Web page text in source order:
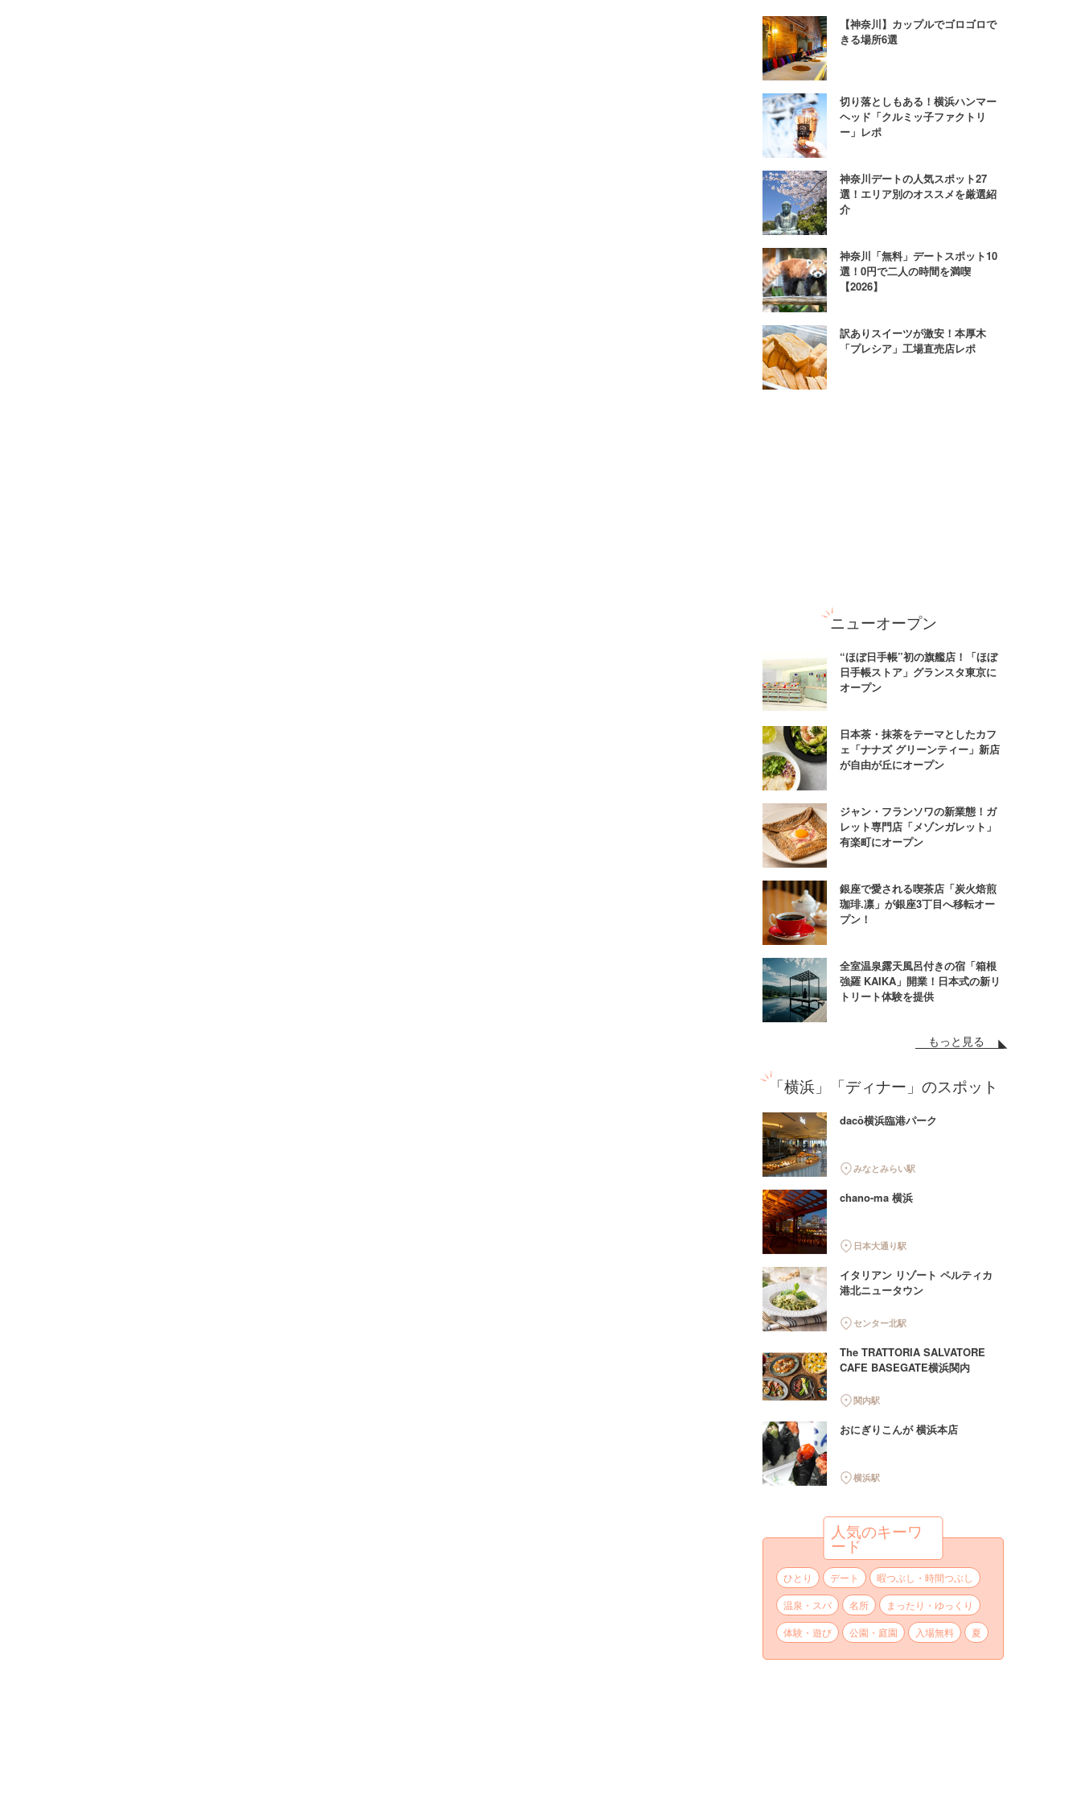
【神奈川】カップルでゴロゴロで
きる場所6選
切り落としもある！横浜ハンマー
ヘッド「クルミッ子ファクトリ
ー」レポ
神奈川デートの人気スポット27
選！エリア別のオススメを厳選紹
介
神奈川「無料」デートスポット10
選！0円で二人の時間を満喫
【2026】
訳ありスイーツが激安！本厚木
「プレシア」工場直売店レポ
ニューオープン
“ほぼ日手帳”初の旗艦店！「ほぼ
日手帳ストア」グランスタ東京に
オープン
日本茶・抹茶をテーマとしたカフ
ェ「ナナズ グリーンティー」新店
が自由が丘にオープン
ジャン・フランソワの新業態！ガ
レット専門店「メゾンガレット」
有楽町にオープン
銀座で愛される喫茶店「炭火焙煎
珈琲.凛」が銀座3丁目へ移転オー
プン！
全室温泉露天風呂付きの宿「箱根
強羅 KAIKA」開業！日本式の新リ
トリート体験を提供
もっと見る
「横浜」「ディナー」のスポット
dacō横浜臨港パーク
みなとみらい駅
chano-ma 横浜
日本大通り駅
イタリアン リゾート ペルティカ
港北ニュータウン
センター北駅
The TRATTORIA SALVATORE
CAFE BASEGATE横浜関内
関内駅
おにぎりこんが 横浜本店
横浜駅
人気のキーワ
ード
ひとり デート
暇つぶし・時間つぶし
温泉・スパ
名所
まったり・ゆっくり
体験・遊び
公園・庭園 入場無料 夏